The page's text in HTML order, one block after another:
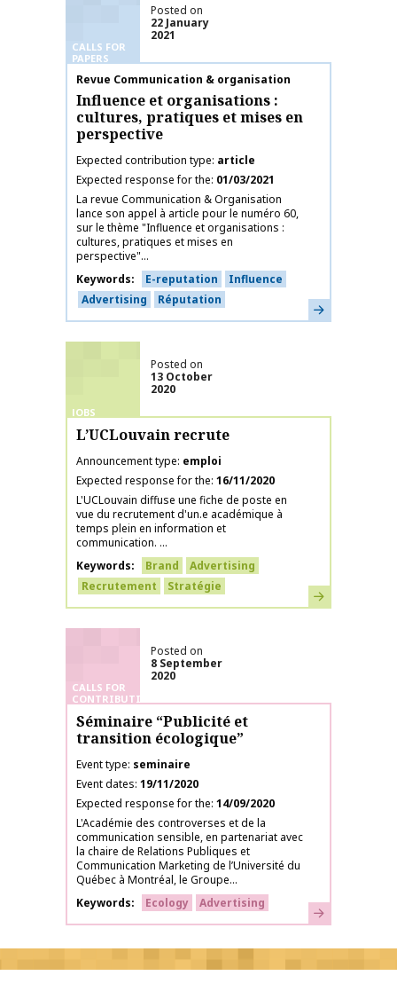
CALLS FOR
PAPERS
Posted on
22 January
2021
Publication name
Revue Communication & organisation
Influence et organisations :
cultures, pratiques et mises en
perspective
Expected contribution type article
Expected response for the 01/03/2021
La revue Communication & Organisation
lance son appel à article pour le numéro 60,
sur le thème "Influence et organisations :
cultures, pratiques et mises en
perspective"...
Keywords
E-reputation
Influence
Advertising
Réputation Learn more
JOBS
Posted on
13 October
2020
L’UCLouvain recrute
Announcement type emploi
Expected response for the 16/11/2020
L'UCLouvain diffuse une fiche de poste en
vue du recrutement d'un.e académique à
temps plein en information et
communication. ...
Keywords
Brand
Advertising
Recrutement
Stratégie Learn more
CALLS FOR
CONTRIBUTIONS
Posted on
8 September
2020
Séminaire “Publicité et
transition écologique”
Event type seminaire
Event dates 19/11/2020
Expected response for the 14/09/2020
L'Académie des controverses et de la
communication sensible, en partenariat avec
la chaire de Relations Publiques et
Communication Marketing de l’Université du
Québec à Montréal, le Groupe...
Keywords
Ecology Advertising Learn more